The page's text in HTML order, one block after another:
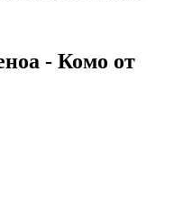
- Комо от